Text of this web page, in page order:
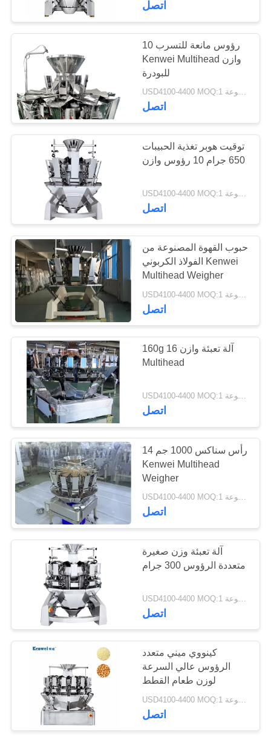
ماكينات التعبئة
والتغليف
7
آلة تغليف نصف
أوتوماتيكية
11
آلة تغليف الأكياس
الأوتوماتيكية
وزن ملحقات ماكينات
التعبئة والتغليف
اتصل
10 رؤوس مانعة للتسرب
Kenwei Multihead وازن
للبودرة
USD4100-4400 MOQ:1 مجموعة
اتصل
توقيت هوبر تغذية الحبيبات
650 جرام 10 رؤوس وازن
اتصل
حبوب القهوة المصنوعة من
الفولاذ الكربوني Kenwei
Multihead Weigher
USD4100-4400 MOQ:1 مجموعة
اتصل
160g 16 آلة تعبئة وازن
Multihead
USD4100-4400 MOQ:1 مجموعة
اتصل
14 رأس سناكس 1000 جم
Kenwei Multihead
Weigher
USD4100-4400 MOQ:1 مجموعة
اتصل
آلة تعبئة وزن صغيرة
متعددة الرؤوس 300 جرام
اتصل
كينووي ميني متعدد
الرؤوس عالي السرعة
لوزن طعام القطط
اتصل